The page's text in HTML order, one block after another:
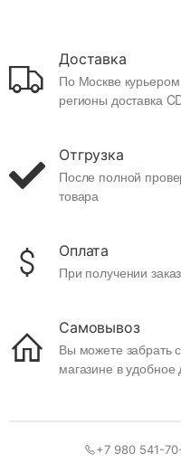
Доставка
По Москве
регионы доставка
Отгрузка
После полной
товара
Оплата
При получении
Самовывоз
Вы можете забрать
магазине в
+7 980 541-